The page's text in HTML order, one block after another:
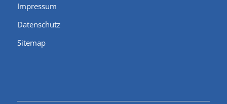
Impressum
Datenschutz
Sitemap